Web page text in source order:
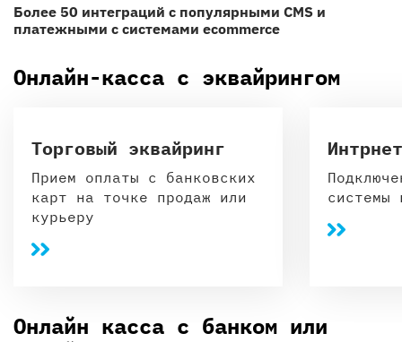
Более 50 интеграций с популярными CMS и
платежными с системами ecommerce
Онлайн-касса с эквайрингом
Торговый эквайринг
Прием оплаты с банковских
карт на точке продаж или
курьеру
системы
Онлайн касса с банком или